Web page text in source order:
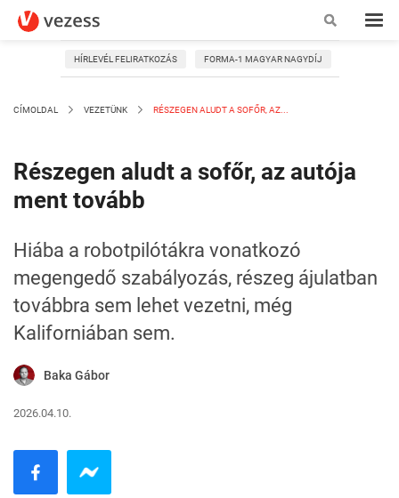
HÍRLEVÉL FELIRATKOZÁS FORMA-1 MAGYAR NAGYDÍJ
CÍMOLDAL VEZETÜNK RÉSZEGEN ALUDT A SOFŐR, AZ...
Részegen aludt a sofőr, az autója
ment tovább
Hiába a robotpilótákra vonatkozó
megengedő szabályozás, részeg ájulatban
továbbra sem lehet vezetni, még
Kaliforniában sem.
Baka Gábor
2026.04.10.